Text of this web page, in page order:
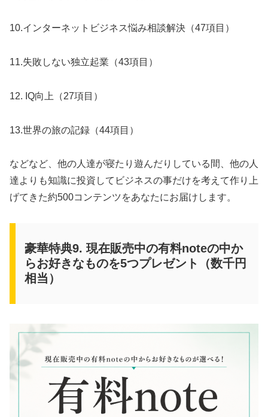
10.インターネットビジネス悩み相談解決（47項目）
11.失敗しない独立起業（43項目）
12. IQ向上（27項目）
13.世界の旅の記録（44項目）
などなど、他の人達が寝たり遊んだりしている間、他の人
達よりも知識に投資してビジネスの事だけを考えて作り上
げてきた約500コンテンツをあなたにお届けします。
豪華特典9. 現在販売中の有料noteの中か
らお好きなものを5つプレゼント（数千円
相当）